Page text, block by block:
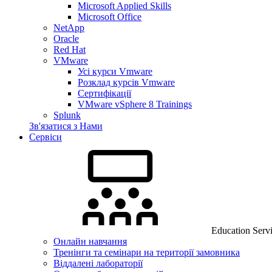
Microsoft Applied Skills
Microsoft Office
NetApp
Oracle
Red Hat
VMware
Усі курси Vmware
Розклад курсів Vmware
Сертифікації
VMware vSphere 8 Trainings
Splunk
Зв'язатися з Нами
Сервіси
Education
Онлайн навчання
Тренінги та семінари на території замовника
Віддалені лабораторії